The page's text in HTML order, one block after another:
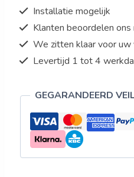
aantalInstallatie mogelijk
Klanten beoordelen
We zitten klaar voor uw
Levertijd 1 tot 4
GEGARANDEERD